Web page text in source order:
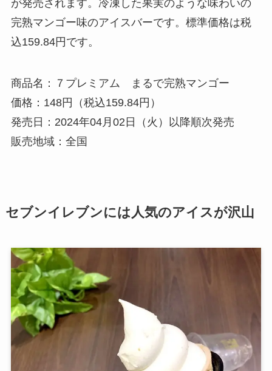
が発売されます。冷凍した果実のような味わいの
完熟マンゴー味のアイスバーです。標準価格は税
込159.84円です。
商品名：７プレミアム まるで完熟マンゴー
価格：148円（税込159.84円）
発売日：2024年04月02日（火）以降順次発売
販売地域：全国
セブンイレブンには人気のアイスが沢山